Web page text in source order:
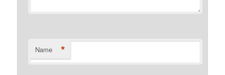
Name *